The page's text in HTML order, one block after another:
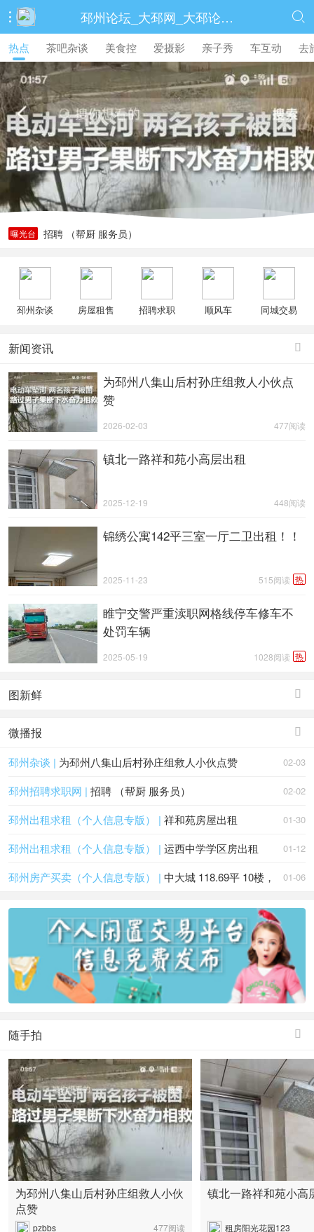
 邳州论坛_大邳网_大邳论坛_邳州_邳州地区最大最真实的综合门户网站 
热点 茶吧杂谈 美食控 爱摄影 亲子秀 车互动 去
曝光台
为邳州八集山后村孙庄组救人小伙点赞
招聘 （帮厨 服务员）
运西中学学区房出租
[招聘]招聘司机
为邳州八集山后村孙庄组救人小伙点赞
招聘 （帮厨 服务员）
运西中学学区房出租
[招聘]招聘司机
邳州杂谈 房屋租售 招聘求职 顺风车 同城交易

新闻资讯
为邳州八集山后村孙庄组救人小伙点
赞
477阅读
2026-02-03
镇北一路祥和苑小高层出租
448阅读
2025-12-19
锦绣公寓142平三室一厅二卫出租！！
热
515阅读
2025-11-23
睢宁交警严重渎职网格线停车修车不
处罚车辆
热
1028阅读
2025-05-19

图新鲜

微播报
02-03
邳州杂谈 | 为邳州八集山后村孙庄组救人小伙点赞
02-02
邳州招聘求职网 | 招聘 （帮厨 服务员）
01-30
邳州出租求租（个人信息专版） | 祥和苑房屋出租
01-12
邳州出租求租（个人信息专版） | 运西中学学区房出租
01-06
邳州房产买卖（个人信息专版） | 中大城 118.69平 10楼，
三室

随手拍
为邳州八集山后村孙庄组救人小伙
点赞
477阅读
pzbbs
镇北一路祥和苑小高
租房阳光花园123